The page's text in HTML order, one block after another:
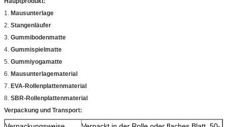
1. Mausunterlage
2. Stangenläufer
3. Gummibodenmatte
4. Gummispielmatte
5. Gummiyogamatte
6. Mausunterlagematerial
7. EVA-Rollenplattenmaterial
8. SBR-Rollenplattenmaterial
Verpackung und Transport: